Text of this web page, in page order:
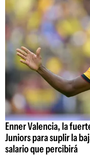
Enner Valencia, la
Juniors para suplir la
salario que percibirá